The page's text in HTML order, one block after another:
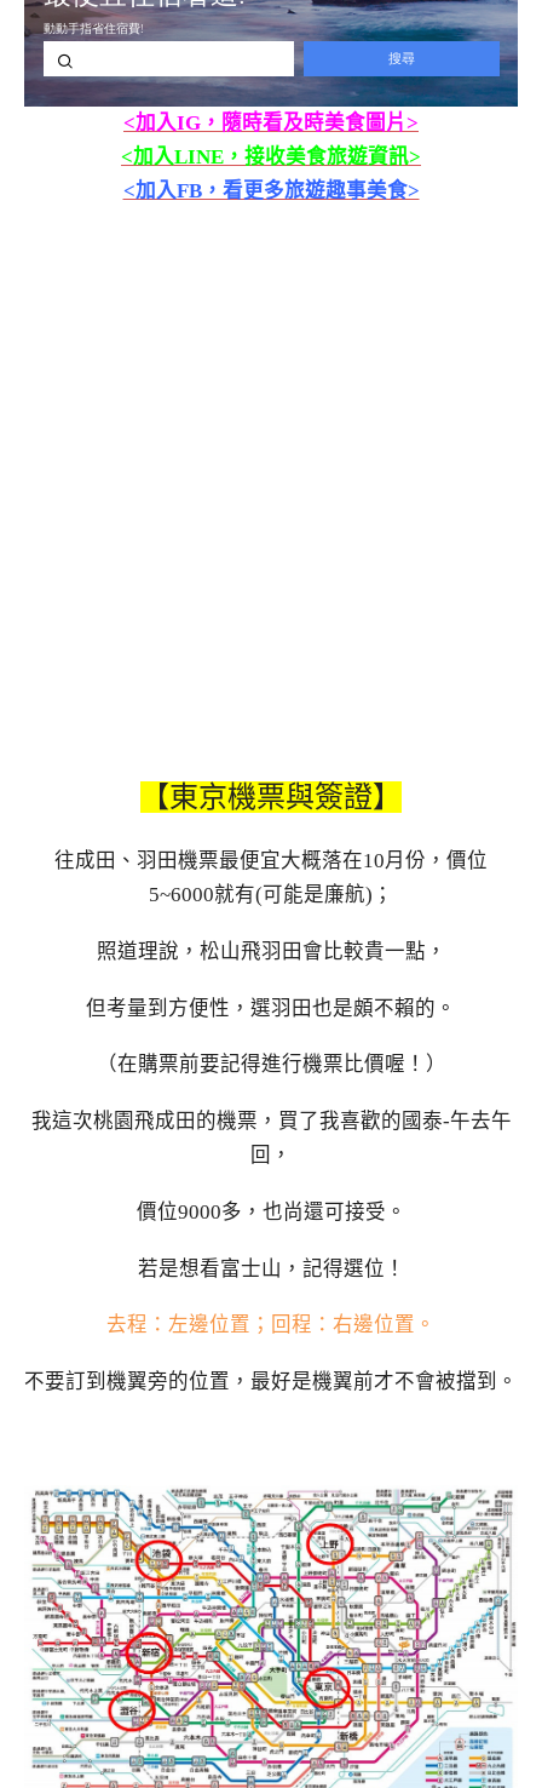
<加入IG，隨時看及時美食圖片>
<加入LINE，接收美食旅遊資訊>
<加入FB，看更多旅遊趣事美食>
【東京機票與簽證】
往成田、羽田機票最便宜大概落在10月份，價位
5~6000就有(可能是廉航)；
照道理說，松山飛羽田會比較貴一點，
但考量到方便性，選羽田也是頗不賴的。
（在購票前要記得進行機票比價喔！）
我這次桃園飛成田的機票，買了我喜歡的國泰-午去午
回，
價位9000多，也尚還可接受。
若是想看富士山，記得選位！
去程：左邊位置；回程：右邊位置。
不要訂到機翼旁的位置，最好是機翼前才不會被擋到。